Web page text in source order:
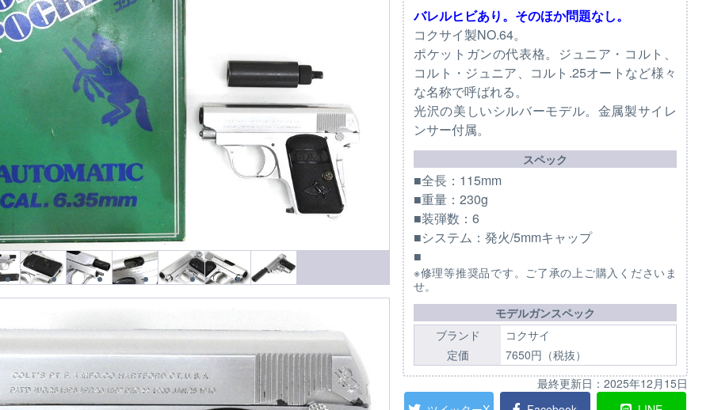
バレルヒビあり。そのほか問題なし。
コクサイ製NO.64。
ポケットガンの代表格。ジュニア・コルト、
コルト・ジュニア、コルト.25オートなど様々
な名称で呼ばれる。
光沢の美しいシルバーモデル。金属製サイレ
ンサー付属。
スペック
■全長：115mm
■重量：230g
■装弾数：6
■システム：発火/5mmキャップ
■
※修理等推奨品です。ご了承の上ご購入くださいま
せ。
モデルガンスペック
ブランド
コクサイ
定価
7650円（税抜）
最終更新日： 2025年12月15日